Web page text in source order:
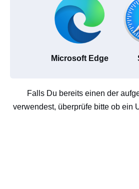
Microsoft Edge
Falls Du bereits einen der
verwendest, überprüfe bitte ob ein